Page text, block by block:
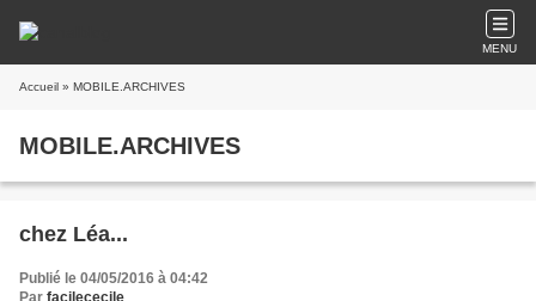
MENU
Accueil » MOBILE.ARCHIVES
MOBILE.ARCHIVES
chez Léa...
Publié le 04/05/2016 à 04:42
Par facilececile